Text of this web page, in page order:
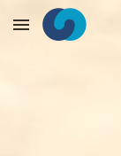
Skip to main